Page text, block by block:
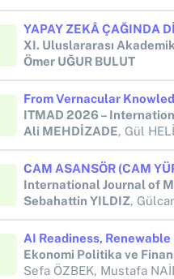
XI. Uluslararası
Ömer UĞUR BULUT
Ali MEHDİZADE, Gül
International Journal of
Sebahattin YILDIZ,
Ekonomi Politika ve
Sefa ÖZBEK, Mustafa